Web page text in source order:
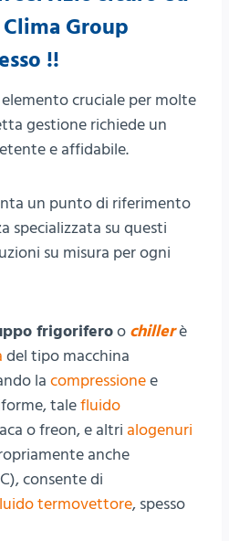
Group
!!
cruciale per molte
gestione richiede un
e affidabile.
un punto di riferimento
specializzata su questi
su misura per ogni
frigoriferoo chillerè
del tipo macchina
la compressionee
talefluido
o freon, e altrialogenuri
anche
consente di
termovettore, spesso